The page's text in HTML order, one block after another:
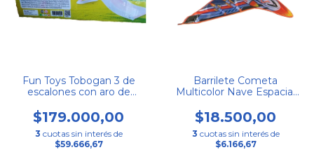
Fun Toys Tobogan 3 de
escalones con aro de
$179.000,00
3 cuotas sin interés de
$59.666,67
Barrilete Cometa
Multicolor Nave Espacial
$18.500,00
3 cuotas sin interés de
$6.166,67